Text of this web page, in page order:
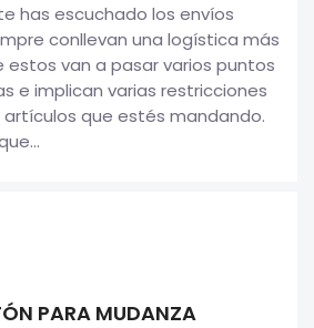
has escuchado los envíos
conllevan una logística más
van a pasar varios puntos
e implican varias restricciones
que estés mandando.
PARA MUDANZA